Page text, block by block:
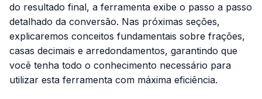
do resultado final, a ferramenta exibe o passo a passo
detalhado da conversão. Nas próximas seções,
explicaremos conceitos fundamentais sobre frações,
casas decimais e arredondamentos, garantindo que
você tenha todo o conhecimento necessário para
utilizar esta ferramenta com máxima eficiência.